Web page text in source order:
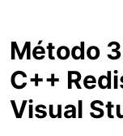
Método
C++
Visual